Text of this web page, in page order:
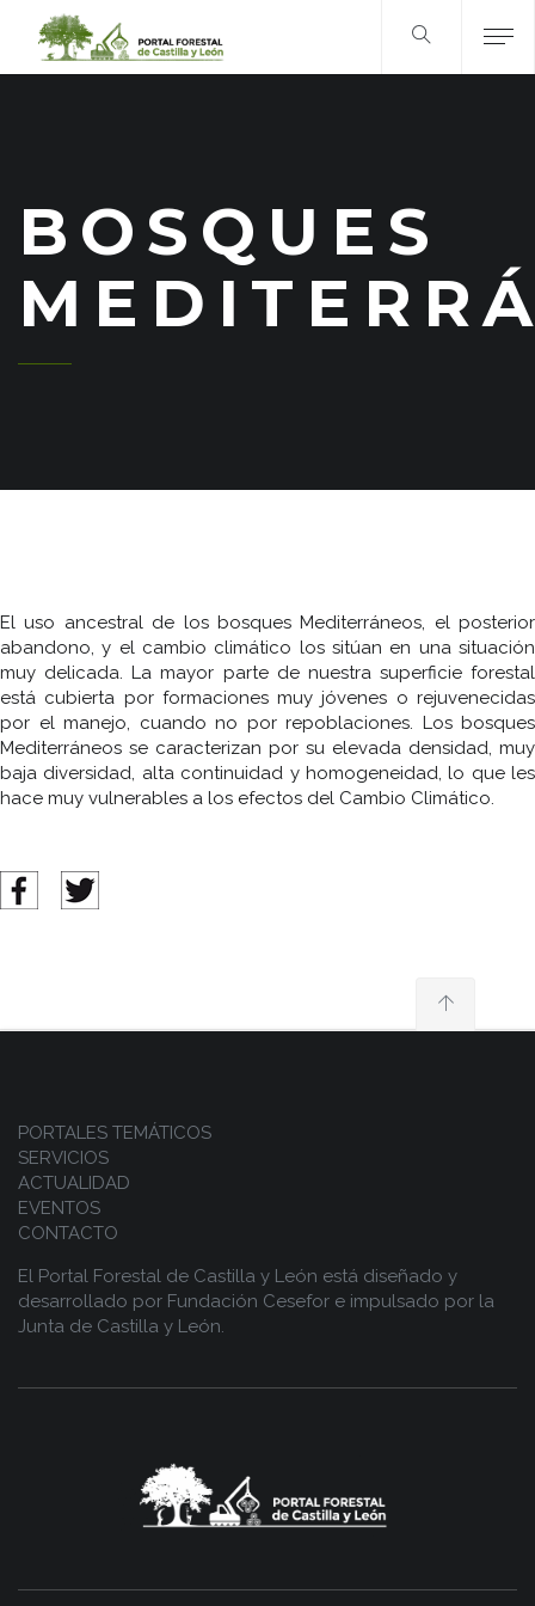
BOSQUES
El uso ancestral de los bosques Mediterráneos, el posterior
abandono, y el cambio climático los sitúan en una situación
muy delicada. La mayor parte de nuestra superficie forestal
está cubierta por formaciones muy jóvenes o rejuvenecidas
por el manejo, cuando no por repoblaciones. Los bosques
Mediterráneos se caracterizan por su elevada densidad, muy
baja diversidad, alta continuidad y homogeneidad, lo que les
hace muy vulnerables a los efectos del Cambio Climático.
PORTALES TEMÁTICOS
SERVICIOS
ACTUALIDAD
EVENTOS
CONTACTO
El Portal Forestal de Castilla y León está diseñado y
desarrollado por Fundación Cesefor e impulsado por la
Junta de Castilla y León.